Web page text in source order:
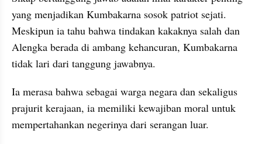
yang menjadikan Kumbakarna sosok patriot sejati.
Meskipun ia tahu bahwa tindakan kakaknya salah dan
Alengka berada di ambang kehancuran, Kumbakarna
tidak lari dari tanggung jawabnya.
Ia merasa bahwa sebagai warga negara dan sekaligus
prajurit kerajaan, ia memiliki kewajiban moral untuk
mempertahankan negerinya dari serangan luar.